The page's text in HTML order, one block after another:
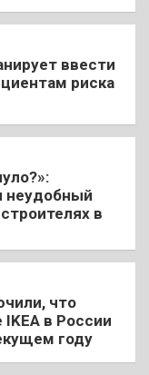
ввести
риска
неудобный
в
что
в России
году